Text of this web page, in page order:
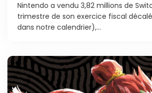
Nintendo a vendu 3,82 millions de
trimestre de son exercice fiscal
dans notre calendrier),...